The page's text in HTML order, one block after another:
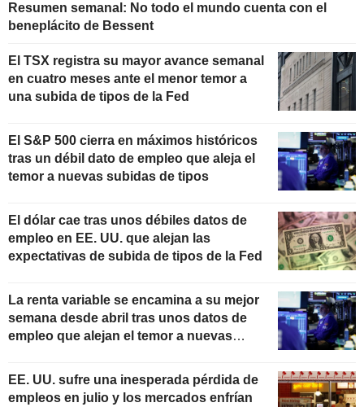
Resumen semanal: No todo el mundo cuenta con el
beneplácito de Bessent
El TSX registra su mayor avance semanal
en cuatro meses ante el menor temor a
una subida de tipos de la Fed
El S&P 500 cierra en máximos históricos
tras un débil dato de empleo que aleja el
temor a nuevas subidas de tipos
El dólar cae tras unos débiles datos de
empleo en EE. UU. que alejan las
expectativas de subida de tipos de la Fed
La renta variable se encamina a su mejor
semana desde abril tras unos datos de
empleo que alejan el temor a nuevas
EE. UU. sufre una inesperada pérdida de
empleos en julio y los mercados enfrían